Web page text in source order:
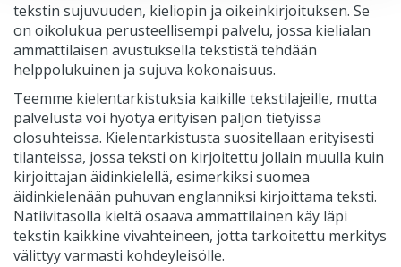
tekstin sujuvuuden, kieliopin ja oikeinkirjoituksen. Se
on oikolukua perusteellisempi palvelu, jossa kielialan
ammattilaisen avustuksella tekstistä tehdään
helppolukuinen ja sujuva kokonaisuus.
Teemme kielentarkistuksia kaikille tekstilajeille, mutta
palvelusta voi hyötyä erityisen paljon tietyissä
olosuhteissa. Kielentarkistusta suositellaan erityisesti
tilanteissa, jossa teksti on kirjoitettu jollain muulla kuin
kirjoittajan äidinkielellä, esimerkiksi suomea
äidinkielenään puhuvan englanniksi kirjoittama teksti.
Natiivitasolla kieltä osaava ammattilainen käy läpi
tekstin kaikkine vivahteineen, jotta tarkoitettu merkitys
välittyy varmasti kohdeyleisölle.